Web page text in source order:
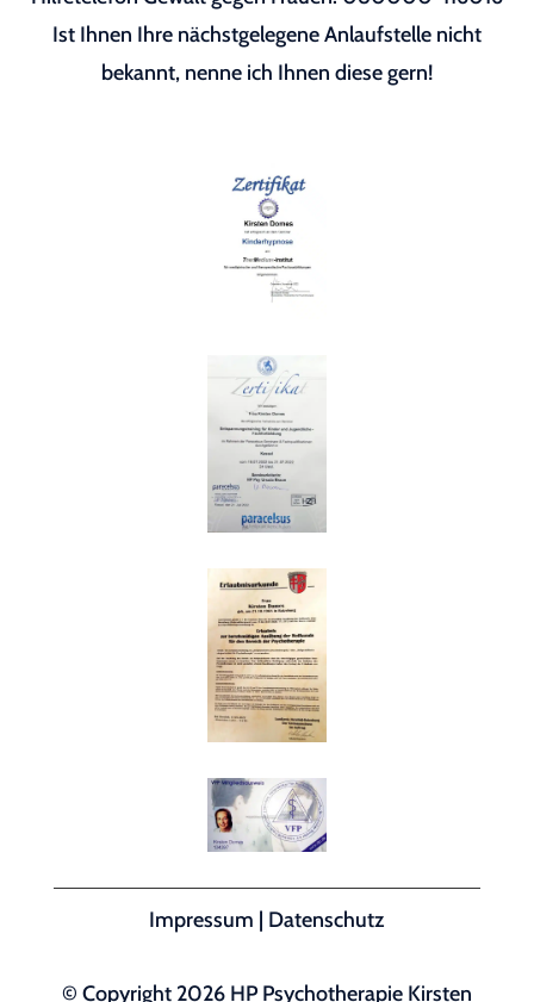
Ist Ihnen Ihre nächstgelegene Anlaufstelle nicht
bekannt, nenne ich Ihnen diese gern!
Impressum | Datenschutz
© Copyright 2026 HP Psychotherapie Kirsten